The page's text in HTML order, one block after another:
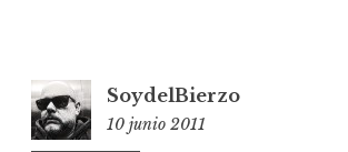
SoydelBierzo
10 junio 2011